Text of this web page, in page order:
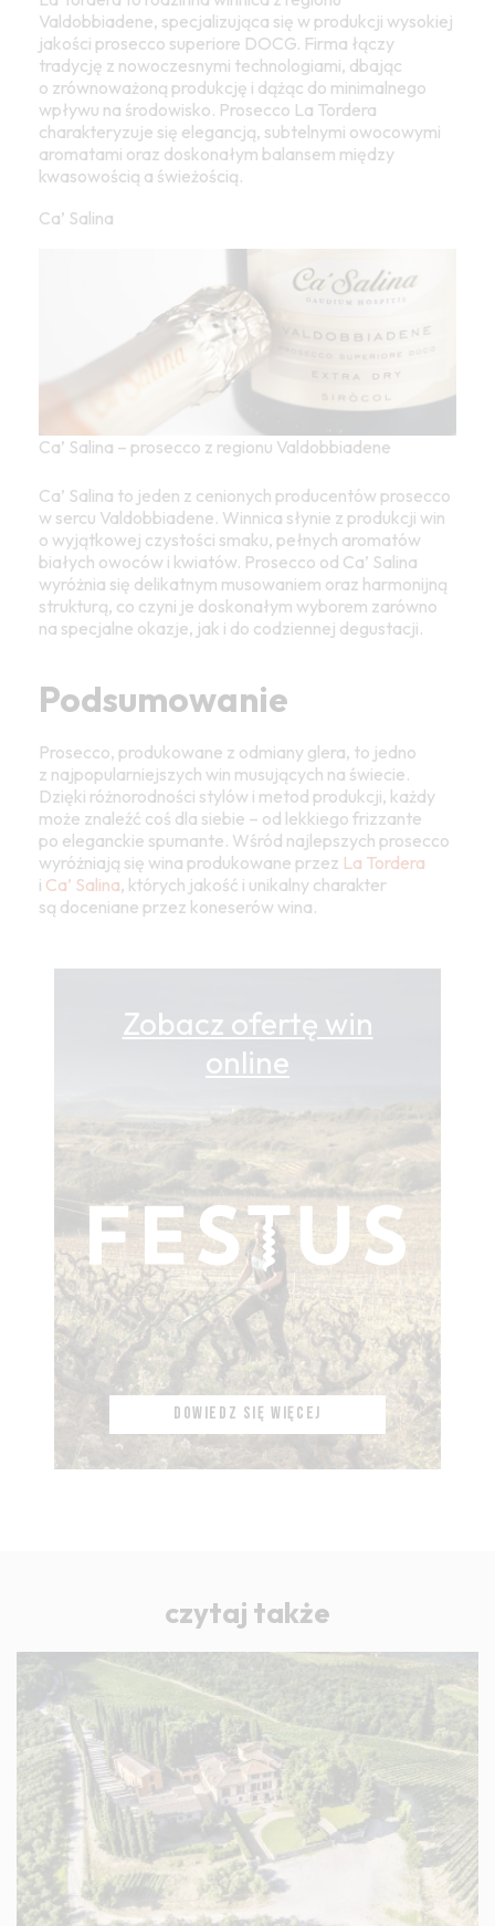
Valdobbiadene, specjalizująca się w produkcji wysokiej
jakości prosecco superiore DOCG. Firma łączy
tradycję z nowoczesnymi technologiami, dbając
o zrównoważoną produkcję i dążąc do minimalnego
wpływu na środowisko. Prosecco La Tordera
charakteryzuje się elegancją, subtelnymi owocowymi
aromatami oraz doskonałym balansem między
kwasowością a świeżością.
Ca’ Salina
Ca’ Salina – prosecco z regionu Valdobbiadene
Ca’ Salina to jeden z cenionych producentów prosecco
w sercu Valdobbiadene. Winnica słynie z produkcji win
o wyjątkowej czystości smaku, pełnych aromatów
białych owoców i kwiatów. Prosecco od Ca’ Salina
wyróżnia się delikatnym musowaniem oraz harmonijną
strukturą, co czyni je doskonałym wyborem zarówno
na specjalne okazje, jak i do codziennej degustacji.
Podsumowanie
Prosecco, produkowane z odmiany glera, to jedno
z najpopularniejszych win musujących na świecie.
Dzięki różnorodności stylów i metod produkcji, każdy
może znaleźć coś dla siebie – od lekkiego frizzante
po eleganckie spumante. Wśród najlepszych prosecco
wyróżniają się wina produkowane przez La Tordera
i Ca’ Salina, których jakość i unikalny charakter
są doceniane przez koneserów wina.
Zobacz ofertę win
online
DOWIEDZ SIĘ WIĘCEJ
czytaj także